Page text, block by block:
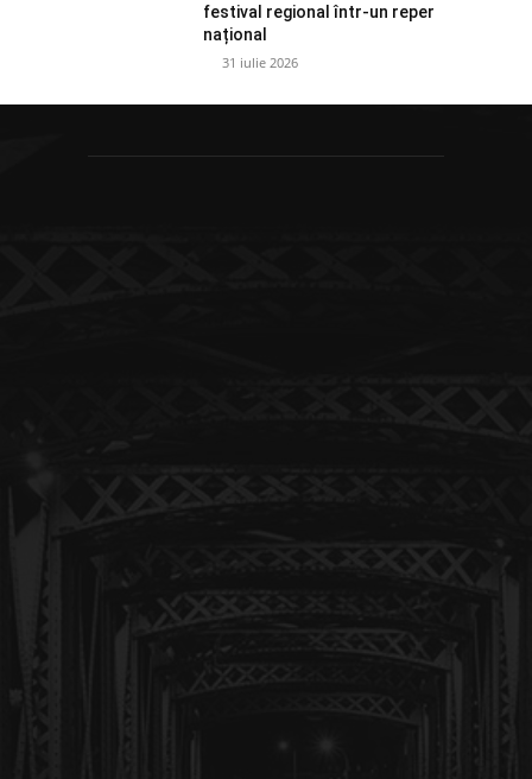
festival regional într-un reper
național
31 iulie 2026